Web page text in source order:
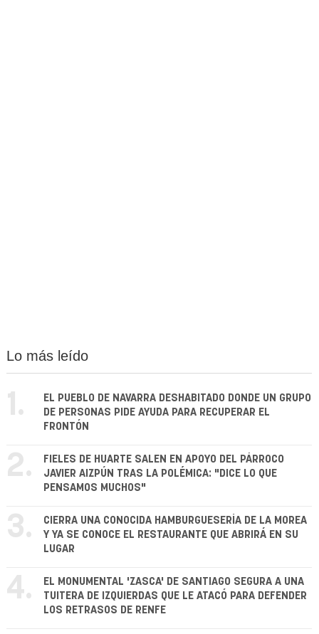
Lo más leído
1.
EL PUEBLO DE NAVARRA DESHABITADO DONDE UN GRUPO
DE PERSONAS PIDE AYUDA PARA RECUPERAR EL
FRONTÓN
2.
FIELES DE HUARTE SALEN EN APOYO DEL PÁRROCO
JAVIER AIZPÚN TRAS LA POLÉMICA: "DICE LO QUE
PENSAMOS MUCHOS"
3.
CIERRA UNA CONOCIDA HAMBURGUESERÍA DE LA MOREA
Y YA SE CONOCE EL RESTAURANTE QUE ABRIRÁ EN SU
LUGAR
4.
EL MONUMENTAL 'ZASCA' DE SANTIAGO SEGURA A UNA
TUITERA DE IZQUIERDAS QUE LE ATACÓ PARA DEFENDER
LOS RETRASOS DE RENFE